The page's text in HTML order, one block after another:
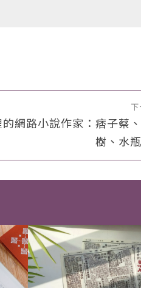
網路小說作家：痞子蔡
樹、水